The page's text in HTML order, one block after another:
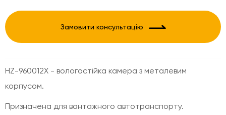
Замовити консультацію
HZ-960012X - вологостійка камера з металевим
корпусом.
Призначена для вантажного автотранспорту.